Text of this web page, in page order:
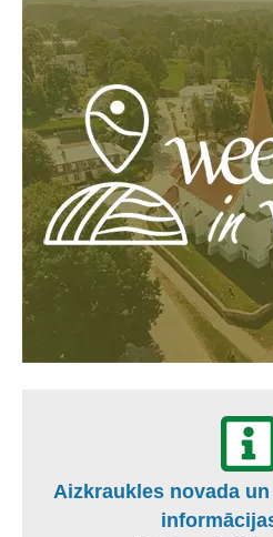
Aizkraukles novada